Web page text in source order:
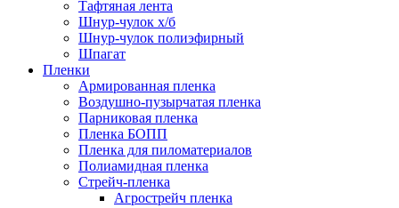
Тафтяная лента
Шнур-чулок х/б
Шнур-чулок полиэфирный
Шпагат
Пленки
Армированная пленка
Воздушно-пузырчатая пленка
Парниковая пленка
Пленка БОПП
Пленка для пиломатериалов
Полиамидная пленка
Стрейч-пленка
Агрострейч пленка